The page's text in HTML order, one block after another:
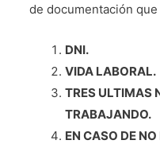
de documentación
DNI.
VIDA LABORAL.
TRES ULTIMAS
TRABAJANDO.
EN CASO DE